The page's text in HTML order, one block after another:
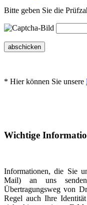
Bitte geben Sie die
abschicken
* Hier können Sie unsere
Wichtige
Informationen, die Sie
Mail) an uns
Übertragungsweg von
Regel auch Ihre